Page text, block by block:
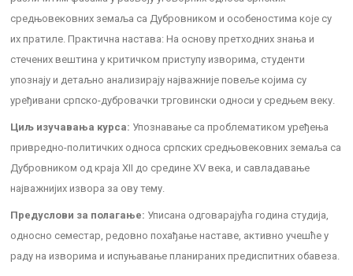
средњовековних земаља са Дубровником и особеностима које су
их пратиле. Практична настава: На основу претходних знања и
стечених вештина у критичком приступу изворима, студенти
упознају и детаљно анализирају најважније повеље којима су
уређивани српско-дубровачки трговински односи у средњем веку.
Циљ изучавања курса: Упознавање са проблематиком уређења
привредно-политичких односа српских средњовековних земаља са
Дубровником од краја ХII до средине ХV века, и савладавање
најважнијих извора за ову тему.
Предуслови за полагање: Уписана одговарајућа година студија,
односно семестар, редовно похађање наставе, активно учешће у
раду на изворима и испуњавање планираних предиспитних обавеза.